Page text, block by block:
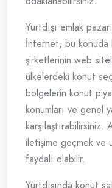
Yurtdışı emlak
İnternet, bu konuda
şirketlerinin web
ülkelerdeki konut
bölgelerin konut
konumları ve genel
iletişime geçmek ve
faydalı olabilir.